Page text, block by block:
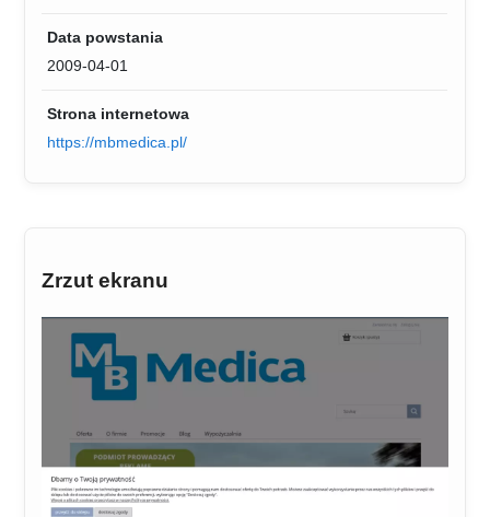
Data powstania
2009-04-01
Strona internetowa
https://mbmedica.pl/
Zrzut ekranu